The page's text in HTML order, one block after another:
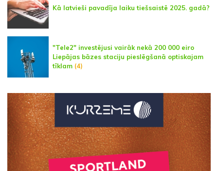
Kā latvieši pavadīja laiku tiešsaistē 2025. gadā?
"Tele2" investējusi vairāk nekā 200 000 eiro
Liepājas bāzes staciju pieslēgšanā optiskajam
tīklam (4)